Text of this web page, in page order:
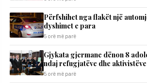
Përfshihet nga flakët një
dyshimet e para
5 orë më parë
Gjykata gjermane dënon 8
ndaj refugjatëve dhe aktivistëve
5 orë më parë